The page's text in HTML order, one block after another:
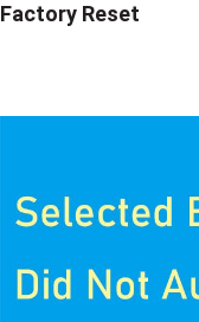
Factory Reset